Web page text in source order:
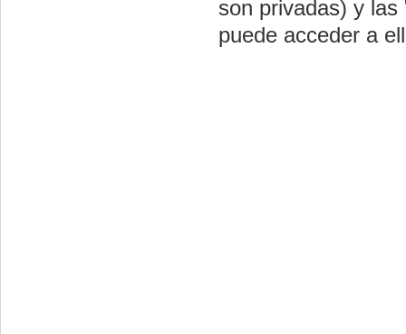
son privadas) y las
puede acceder a